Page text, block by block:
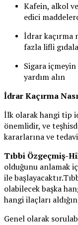
Kafein, alkol
edici
İdrar kaçırma
fazla lifli
Sigara
yardım alın
İdrar Kaçırma
İlk olarak hangi tip
önemlidir, ve
kararlarına ve
Tıbbi Özgeçmiş-
olduğunu anlamak
ile
olabilecek başka
hangi ilaçları
Genel olarak